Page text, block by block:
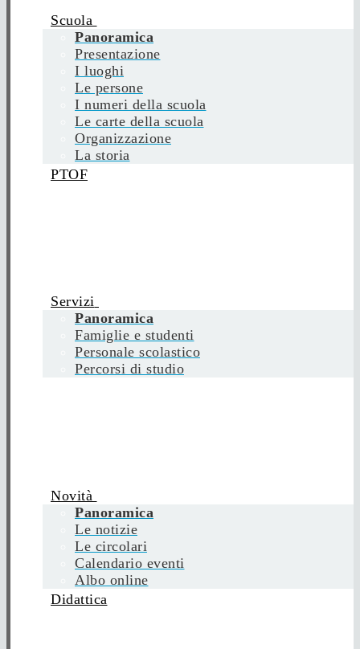
Scuola
Panoramica
Presentazione
I luoghi
Le persone
I numeri della scuola
Le carte della scuola
Organizzazione
La storia
PTOF
Servizi
Panoramica
Famiglie e studenti
Personale scolastico
Percorsi di studio
Novità
Panoramica
Le notizie
Le circolari
Calendario eventi
Albo online
Didattica